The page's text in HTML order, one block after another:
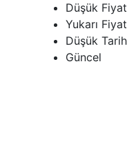
Düşük Fiyat
Yukarı Fiyat
Düşük Tarih
Güncel